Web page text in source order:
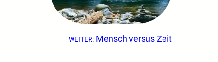
WEITER: Mensch versus Zeit